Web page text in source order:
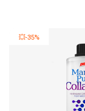
💥-35%